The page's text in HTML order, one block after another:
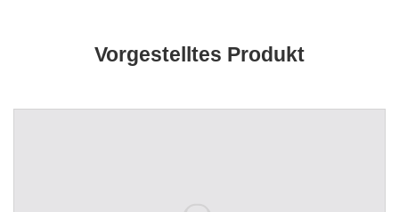
Vorgestelltes Produkt